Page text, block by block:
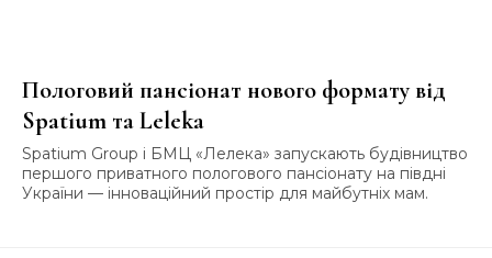
Пологовий пансіонат нового формату від
Spatium та Leleka
Spatium Group і БМЦ «Лелека» запускають будівництво
першого приватного пологового пансіонату на півдні
України — інноваційний простір для майбутніх мам.